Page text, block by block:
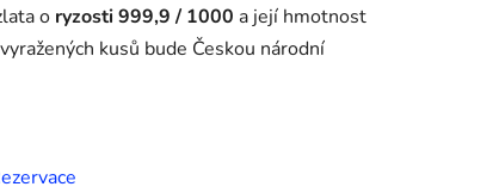
o ryzosti 999,9 / 1000 a její hmotnost
kusů bude Českou národní